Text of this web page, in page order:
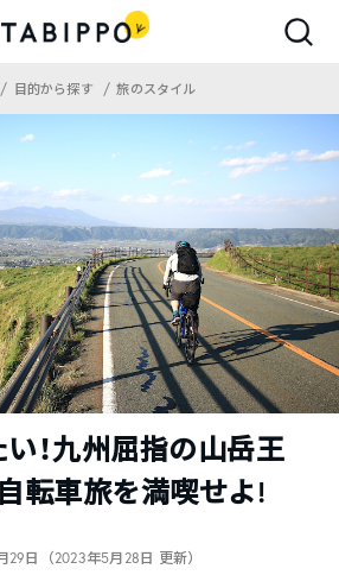
目的から探す 旅のスタイル
！九州屈指の山岳王
転車旅を満喫せよ!
29日（2023年5月28日 更新）